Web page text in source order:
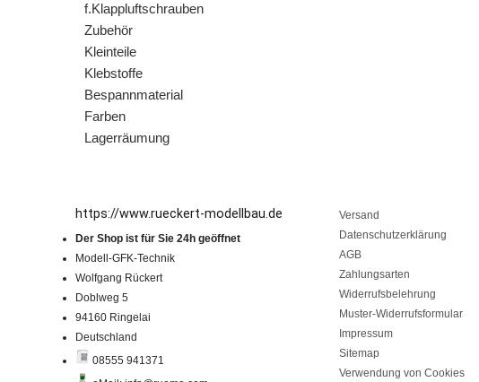
f.Klappluftschrauben
Zubehör
Kleinteile
Klebstoffe
Bespannmaterial
Farben
Lagerräumung
https://www.rueckert-modellbau.de
Der Shop ist für Sie 24h geöffnet
Modell-GFK-Technik
Wolfgang Rückert
Doblweg 5
94160 Ringelai
Deutschland
08555 941371
Versand
Datenschutzerklärung
AGB
Zahlungsarten
Widerrufsbelehrung
Muster-Widerrufsformular
Impressum
Sitemap
Verwendung von Cookies